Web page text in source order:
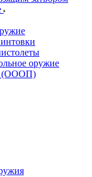
оружие
(ОООП)